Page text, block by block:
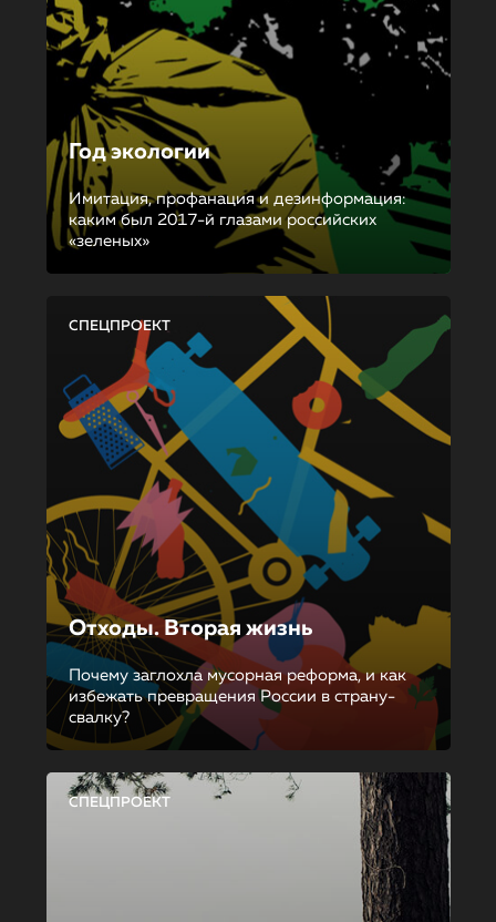
Год экологии
Имитация, профанация и дезинформация:
каким был 2017-й глазами российских
«зеленых»
СПЕЦПРОЕКТ
Отходы. Вторая жизнь
Почему заглохла мусорная реформа, и как
избежать превращения России в страну-
свалку?
СПЕЦПРОЕКТ